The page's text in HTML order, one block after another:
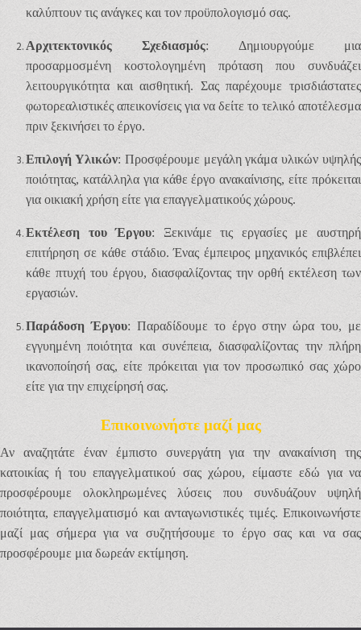
καλύπτουν τις ανάγκες και τον προϋπολογισμό σας.
Αρχιτεκτονικός Σχεδιασμός: Δημιουργούμε μια
προσαρμοσμένη κοστολογημένη πρόταση που συνδυάζει
λειτουργικότητα και αισθητική. Σας παρέχουμε τρισδιάστατες
φωτορεαλιστικές απεικονίσεις για να δείτε το τελικό αποτέλεσμα
πριν ξεκινήσει το έργο.
Επιλογή Υλικών: Προσφέρουμε μεγάλη γκάμα υλικών υψηλής
ποιότητας, κατάλληλα για κάθε έργο ανακαίνισης, είτε πρόκειται
για οικιακή χρήση είτε για επαγγελματικούς χώρους.
Εκτέλεση του Έργου: Ξεκινάμε τις εργασίες με αυστηρή
επιτήρηση σε κάθε στάδιο. Ένας έμπειρος μηχανικός επιβλέπει
κάθε πτυχή του έργου, διασφαλίζοντας την ορθή εκτέλεση των
εργασιών.
Παράδοση Έργου: Παραδίδουμε το έργο στην ώρα του, με
εγγυημένη ποιότητα και συνέπεια, διασφαλίζοντας την πλήρη
ικανοποίησή σας, είτε πρόκειται για τον προσωπικό σας χώρο
είτε για την επιχείρησή σας.
Επικοινωνήστε μαζί μας
Αν αναζητάτε έναν έμπιστο συνεργάτη για την ανακαίνιση της
κατοικίας ή του επαγγελματικού σας χώρου, είμαστε εδώ για να
προσφέρουμε ολοκληρωμένες λύσεις που συνδυάζουν υψηλή
ποιότητα, επαγγελματισμό και ανταγωνιστικές τιμές. Επικοινωνήστε
μαζί μας σήμερα για να συζητήσουμε το έργο σας και να σας
προσφέρουμε μια δωρεάν εκτίμηση.